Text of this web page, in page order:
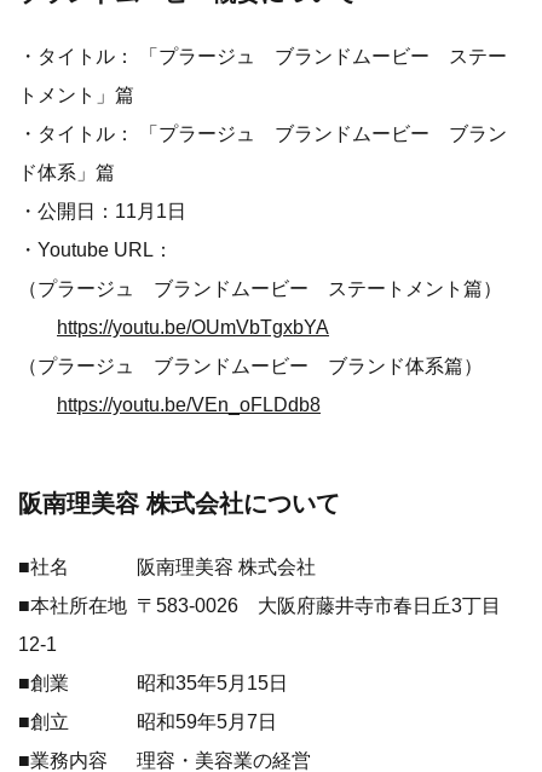
・タイトル： 「プラージュ ブランドムービー ステー
トメント」篇
・タイトル： 「プラージュ ブランドムービー ブラン
ド体系」篇
・公開日：11月1日
・Youtube URL：
（プラージュ ブランドムービー ステートメント篇）
https://youtu.be/OUmVbTgxbYA
（プラージュ ブランドムービー ブランド体系篇）
https://youtu.be/VEn_oFLDdb8
阪南理美容 株式会社について
■社名 阪南理美容 株式会社
■本社所在地 〒583-0026 大阪府藤井寺市春日丘3丁目
12-1
■創業 昭和35年5月15日
■創立 昭和59年5月7日
■業務内容 理容・美容業の経営